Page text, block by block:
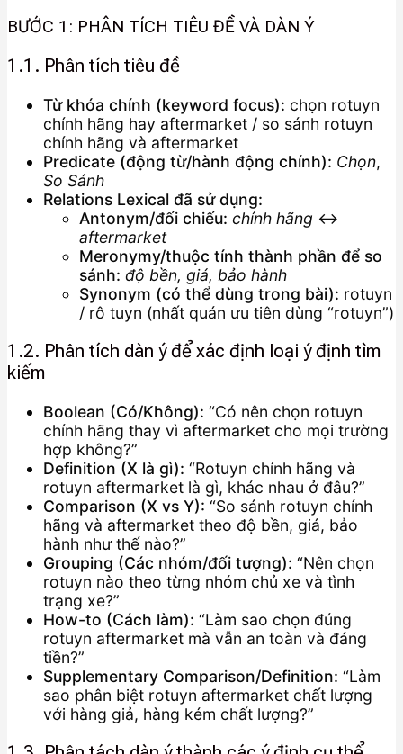
BƯỚC 1: PHÂN TÍCH TIÊU ĐỀ VÀ DÀN Ý
1.1. Phân tích tiêu đề
Từ khóa chính (keyword focus): chọn rotuyn
chính hãng hay aftermarket / so sánh rotuyn
chính hãng và aftermarket
Predicate (động từ/hành động chính): Chọn,
So Sánh
Relations Lexical đã sử dụng:
Antonym/đối chiếu: chính hãng ↔
aftermarket
Meronymy/thuộc tính thành phần để so
sánh: độ bền, giá, bảo hành
Synonym (có thể dùng trong bài): rotuyn
/ rô tuyn (nhất quán ưu tiên dùng “rotuyn”)
1.2. Phân tích dàn ý để xác định loại ý định tìm
kiếm
Boolean (Có/Không): “Có nên chọn rotuyn
chính hãng thay vì aftermarket cho mọi trường
hợp không?”
Definition (X là gì): “Rotuyn chính hãng và
rotuyn aftermarket là gì, khác nhau ở đâu?”
Comparison (X vs Y): “So sánh rotuyn chính
hãng và aftermarket theo độ bền, giá, bảo
hành như thế nào?”
Grouping (Các nhóm/đối tượng): “Nên chọn
rotuyn nào theo từng nhóm chủ xe và tình
trạng xe?”
How-to (Cách làm): “Làm sao chọn đúng
rotuyn aftermarket mà vẫn an toàn và đáng
tiền?”
Supplementary Comparison/Definition: “Làm
sao phân biệt rotuyn aftermarket chất lượng
với hàng giả, hàng kém chất lượng?”